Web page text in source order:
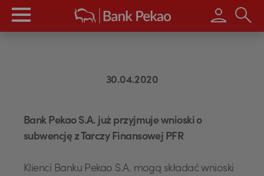
Wpisz
30.04.2020
Bank Pekao S.A. już przyjmuje wnioski o
subwencję z Tarczy Finansowej PFR
Klienci Banku Pekao S.A. mogą składać wnioski